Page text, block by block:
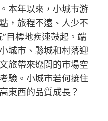
本年以來，小城市游
，旅程不遠、人少不
目標地疾速鼓起。端
城市、縣城和村落迎
旅帶來遼闊的市場空
驗。小城市若何接住
東西的品質成長？